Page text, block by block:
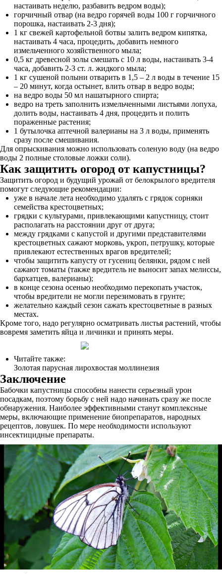
настаивать неделю, разбавить ведром воды);
горчичный отвар (на ведро горячей воды 100 г горчичного
порошка, настаивать 2-3 дня);
1 кг свежей картофельной ботвы залить ведром кипятка,
настаивать 4 часа, процедить, добавить немного
измельченного хозяйственного мыла;
0,5 кг древесной золы смешать с 10 л воды, настаивать 3-4
часа, добавить 2-3 ст. л. жидкого мыла;
1 кг сушеной полыни отварить в 1,5 – 2 л воды в течение 15
– 20 минут, когда остынет, влить отвар в ведро воды;
на ведро воды 50 мл нашатырного спирта;
ведро на треть заполнить измельченными листьями лопуха,
долить воды, настаивать 4 дня, процедить и полить
пораженные растения;
1 бутылочка аптечной валерианы на 3 л воды, применять
сразу после смешивания.
Для опрыскивания можно использовать соленую воду (на ведро
воды 2 полные столовые ложки соли).
Как защитить огород от капустницы?
Защитить огород и будущий урожай от белокрылого вредителя
помогут следующие рекомендации:
уже в начале лета необходимо удалять с грядок сорняки
семейства крестоцветных;
грядки с культурами, привлекающими капустницу, стоит
располагать на расстоянии друг от друга;
между грядками с капустой и другими представителями
крестоцветных сажают морковь, укроп, петрушку, которые
привлекают естественных врагов вредителей;
чтобы защитить капусту от гусениц белянки, рядом с ней
сажают томаты (также вредитель не выносит запах мелиссы,
бархатцев, валерианы);
в конце сезона осенью необходимо перекопать участок,
чтобы вредители не могли перезимовать в грунте;
желательно каждый сезон сажать крестоцветные в разных
местах.
Кроме того, надо регулярно осматривать листья растений, чтобы
вовремя заметить яйца и личинки и принять меры.
Читайте также:
Золотая парусная лирохвостая моллинезия
Заключение
Бабочки капустницы способны нанести серьезный урон
посадкам, поэтому борьбу с ней надо начинать сразу же после
обнаружения. Наиболее эффективными станут комплексные
меры, включающие применение биопрепаратов, народных
рецептов, ловушек. По мере необходимости используют
инсектицидные препараты.